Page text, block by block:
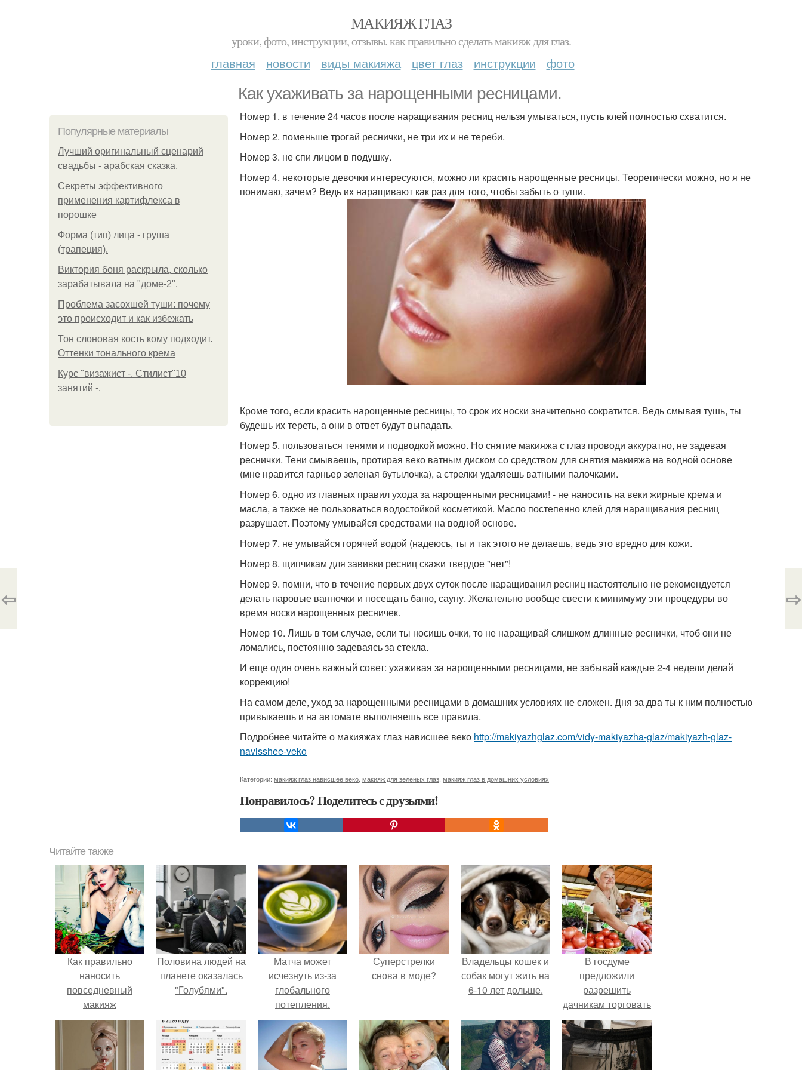
МАКИЯЖ ГЛАЗ
уроки, фото, инструкции, отзывы. как правильно сделать макияж для глаз.
главная новости виды макияжа цвет глаз инструкции фото
Как ухаживать за нарощенными ресницами.
Популярные материалы
Лучший оригинальный сценарий
свадьбы - арабская сказка.
Секреты эффективного
применения картифлекса в
порошке
Форма (тип) лица - груша
(трапеция).
Виктория боня раскрыла, сколько
зарабатывала на "доме-2".
Проблема засохшей туши: почему
это происходит и как избежать
Тон слоновая кость кому подходит.
Оттенки тонального крема
Курс "визажист -. Стилист"10
занятий -.
Номер 1. в течение 24 часов после наращивания ресниц нельзя умываться, пусть клей полностью схватится.
Номер 2. поменьше трогай реснички, не три их и не тереби.
Номер 3. не спи лицом в подушку.
Номер 4. некоторые девочки интересуются, можно ли красить нарощенные ресницы. Теоретически можно, но я не
понимаю, зачем? Ведь их наращивают как раз для того, чтобы забыть о туши.
Кроме того, если красить нарощенные ресницы, то срок их носки значительно сократится. Ведь смывая тушь, ты
будешь их тереть, а они в ответ будут выпадать.
Номер 5. пользоваться тенями и подводкой можно. Но снятие макияжа с глаз проводи аккуратно, не задевая
реснички. Тени смываешь, протирая веко ватным диском со средством для снятия макияжа на водной основе
(мне нравится гарньер зеленая бутылочка), а стрелки удаляешь ватными палочками.
Номер 6. одно из главных правил ухода за нарощенными ресницами! - не наносить на веки жирные крема и
масла, а также не пользоваться водостойкой косметикой. Масло постепенно клей для наращивания ресниц
разрушает. Поэтому умывайся средствами на водной основе.
Номер 7. не умывайся горячей водой (надеюсь, ты и так этого не делаешь, ведь это вредно для кожи.
Номер 8. щипчикам для завивки ресниц скажи твердое "нет"!
Номер 9. помни, что в течение первых двух суток после наращивания ресниц настоятельно не рекомендуется
делать паровые ванночки и посещать баню, сауну. Желательно вообще свести к минимуму эти процедуры во
время носки нарощенных ресничек.
Номер 10. Лишь в том случае, если ты носишь очки, то не наращивай слишком длинные реснички, чтоб они не
ломались, постоянно задеваясь за стекла.
И еще один очень важный совет: ухаживая за нарощенными ресницами, не забывай каждые 2-4 недели делай
коррекцию!
На самом деле, уход за нарощенными ресницами в домашних условиях не сложен. Дня за два ты к ним полностью
привыкаешь и на автомате выполняешь все правила.
Подробнее читайте о макияжах глаз нависшее веко http://makiyazhglaz.com/vidy-makiyazha-glaz/makiyazh-glaz-
navisshee-veko
Категории: макияж глаз нависшее веко макияж для зеленых глаз макияж глаз в домашних условиях
Понравилось? Поделитесь с друзьями!
⇦ ⇨
Читайте также
Как правильно
наносить
повседневный
макияж
блондинкам, и
какие тени
подходят для
голубых глаз -
Половина людей на
планете оказалась
"Голубями".
Матча может
исчезнуть из-за
глобального
потепления.
Суперстрелки
снова в моде?
Владельцы кошек и
собак могут жить на
6-10 лет дольше.
В госдуме
предложили
разрешить
дачникам торговать
своей
сельхозпродукцией
в людных местах.